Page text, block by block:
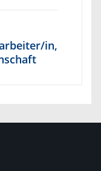
in,